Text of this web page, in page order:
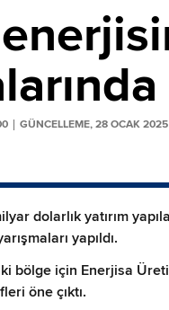
GÜNCELLEME, 28 OCAK
dolarlık yatırım
yapıldı.
bölge için Enerjisa
öne çıktı.